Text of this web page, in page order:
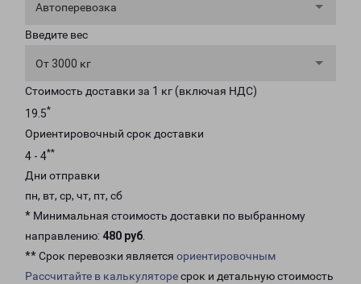
Автоперевозка
Введите вес
От 3000 кг
Стоимость доставки за 1 кг (включая НДС)
19.5*
Ориентировочный срок доставки
4 - 4**
Дни отправки
пн, вт, ср, чт, пт, сб
* Минимальная стоимость доставки по выбранному
направлению: 480 руб.
** Срок перевозки является ориентировочным
Рассчитайте в калькуляторесрок и детальную стоимость